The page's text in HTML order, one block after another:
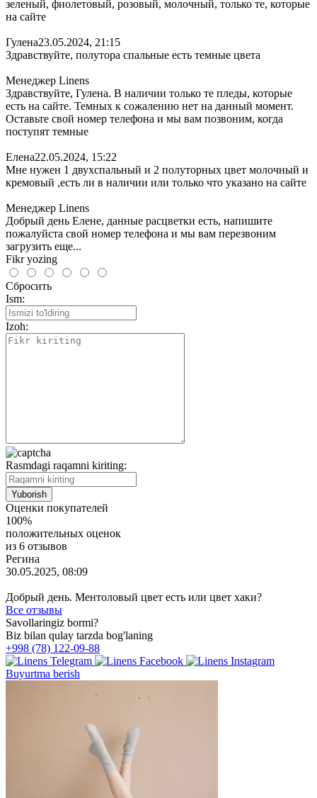
зеленый, фиолетовый, розовый, молочный, только те, которые
на сайте
Гулена23.05.2024, 21:15
Здравствуйте, полутора спальные есть темные цвета
Менеджер Linens
Здравствуйте, Гулена. В наличии только те пледы, которые
есть на сайте. Темных к сожалению нет на данный момент.
Оставьте свой номер телефона и мы вам позвоним, когда
поступят темные
Елена22.05.2024, 15:22
Мне нужен 1 двухспальный и 2 полуторных цвет молочный и
кремовый ,есть ли в наличии или только что указано на сайте
Менеджер Linens
Добрый день Елене, данные расцветки есть, напишите
пожалуйста свой номер телефона и мы вам перезвоним
загрузить еще...
Fikr yozing
Сбросить
Ism:
Izoh:
Rasmdagi raqamni kiriting:
Оценки покупателей
100%
положительных оценок
из 6 отзывов
Регина
30.05.2025, 08:09
Добрый день. Ментоловый цвет есть или цвет хаки?
Все отзывы
Savollaringiz bormi?
Biz bilan qulay tarzda bog'laning
+998 (78) 122-09-88
Buyurtma berish